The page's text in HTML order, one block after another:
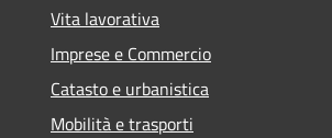
Vita lavorativa
Imprese e Commercio
Catasto e urbanistica
Mobilità e trasporti